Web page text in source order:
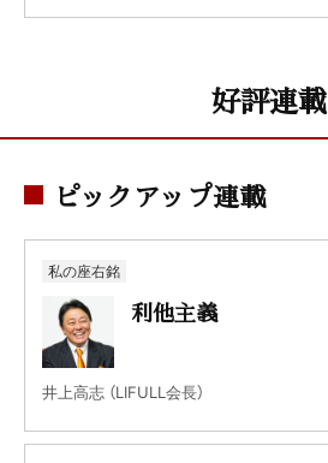
好評連載
ピックアップ連載
私の座右銘
利他主義
井上高志 （LIFULL会長）